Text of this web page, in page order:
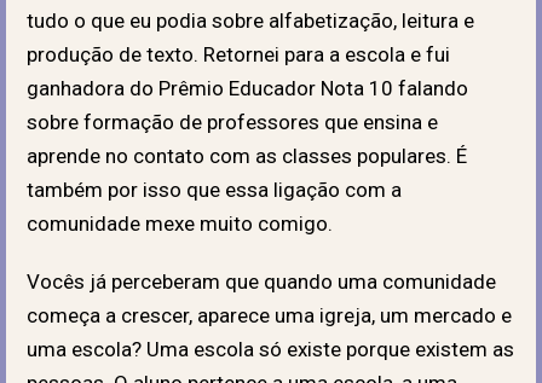
tudo o que eu podia sobre alfabetização, leitura e
produção de texto. Retornei para a escola e fui
ganhadora do Prêmio Educador Nota 10 falando
sobre formação de professores que ensina e
aprende no contato com as classes populares. É
também por isso que essa ligação com a
comunidade mexe muito comigo.
Vocês já perceberam que quando uma comunidade
começa a crescer, aparece uma igreja, um mercado e
uma escola? Uma escola só existe porque existem as